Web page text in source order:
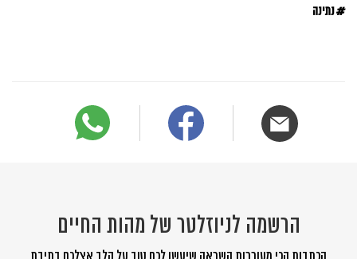
#נתינה
הרשמה לניוזלטר של מהות החיים